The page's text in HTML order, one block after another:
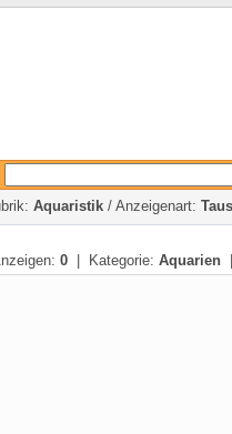
Aquaristik / Anzeigenart:
0 | Kategorie: Aquarien